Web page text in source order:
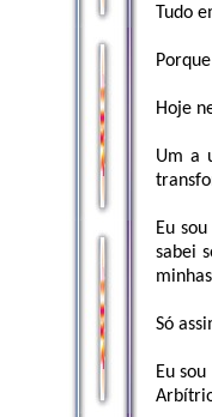
Tudo
Hoje
Um a
Eu
sabei
Só
Eu